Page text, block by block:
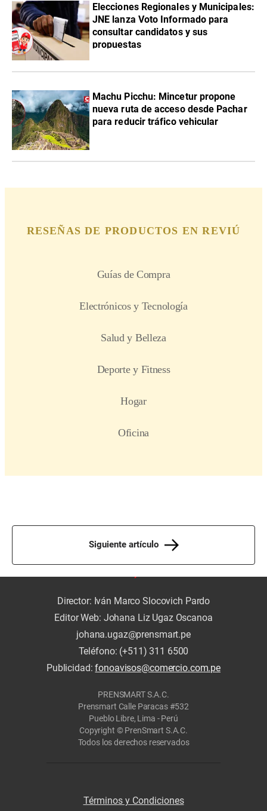
Elecciones Regionales y Municipales:
JNE lanza Voto Informado para
consultar candidatos y sus
propuestas
Machu Picchu: Mincetur propone
nueva ruta de acceso desde Pachar
para reducir tráfico vehicular
Siguiente artículo
Director: Iván Marco Slocovich Pardo
Editor Web: Johana Liz Ugaz Oscanoa
johana.ugaz@prensmart.pe
Teléfono: (+511) 311 6500
Publicidad:fonoavisos@comercio.com.pe
PRENSMART S.A.C.
Prensmart Calle Paracas #532
Pueblo Libre, Lima - Perú
Copyright © PrenSmart S.A.C.
Todos los derechos reservados
Términos y Condiciones